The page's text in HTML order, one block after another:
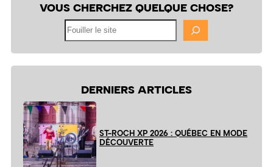
VOUS CHERCHEZ QUELQUE CHOSE?
DERNIERS ARTICLES
ST-ROCH XP 2026 : QUÉBEC EN MODE
DÉCOUVERTE